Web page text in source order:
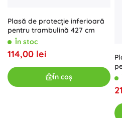
Plasă de protecție inferioară
pentru trambulină 427 cm
În stoc
114,00 lei
În coș